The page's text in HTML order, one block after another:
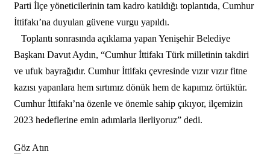
Parti İlçe yöneticilerinin tam kadro katıldığı toplantıda, Cumhur
İttifakı’na duyulan güvene vurgu yapıldı.
Toplantı sonrasında açıklama yapan Yenişehir Belediye
Başkanı Davut Aydın, “Cumhur İttifakı Türk milletinin takdiri
ve ufuk bayrağıdır. Cumhur İttifakı çevresinde vızır vızır fitne
kazısı yapanlara hem sırtımız dönük hem de kapımız örtüktür.
Cumhur İttifakı’na özenle ve önemle sahip çıkıyor, ilçemizin
2023 hedeflerine emin adımlarla ilerliyoruz” dedi.
Göz Atın